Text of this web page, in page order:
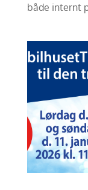
både internt